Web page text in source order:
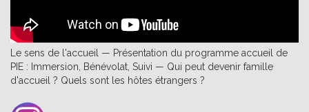
Le sens de l'accueil — Présentation du programme accueil de
PIE : Immersion, Bénévolat, Suivi — Qui peut devenir famille
d'accueil ? Quels sont les hôtes étrangers ?